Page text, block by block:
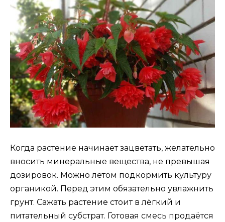
Когда растение начинает зацветать, желательно
вносить минеральные вещества, не превышая
дозировок. Можно летом подкормить культуру
органикой. Перед этим обязательно увлажнить
грунт. Сажать растение стоит в лёгкий и
питательный субстрат. Готовая смесь продаётся